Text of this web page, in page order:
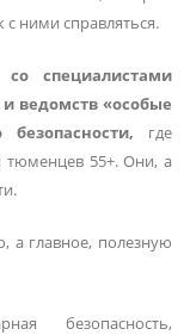
ними справляться.
со специалистами
ведомств «особые
где
тюменцев 55+. Они, а
а главное, полезную
безопасность,